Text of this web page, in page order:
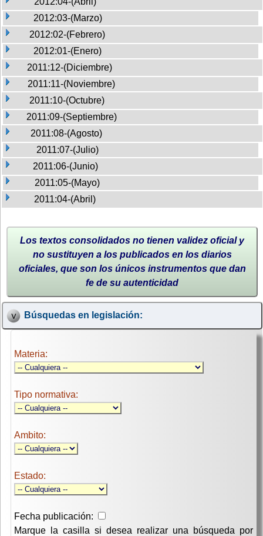
2012:03-(Marzo)
2012:02-(Febrero)
2012:01-(Enero)
2011:12-(Diciembre)
2011:11-(Noviembre)
2011:10-(Octubre)
2011:09-(Septiembre)
2011:08-(Agosto)
2011:07-(Julio)
2011:06-(Junio)
2011:05-(Mayo)
2011:04-(Abril)
Los textos consolidados no tienen validez oficial y
no sustituyen a los publicados en los diarios
oficiales, que son los únicos instrumentos que dan
fe de su autenticidad
Búsquedas en legislación:
Materia:
Tipo normativa:
Ambito:
Estado:
Fecha publicación:
Marque la casilla si desea realizar una búsqueda por